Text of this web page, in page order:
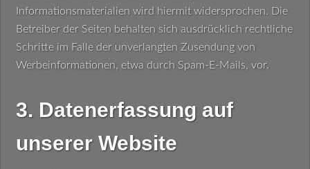
Informationsmaterialien wird hiermit widersprochen. Die
Betreiber der Seiten behalten sich ausdrücklich rechtliche
Schritte im Falle der unverlangten Zusendung von
Werbeinformationen, etwa durch Spam-E-Mails, vor.
3. Datenerfassung auf
unserer Website